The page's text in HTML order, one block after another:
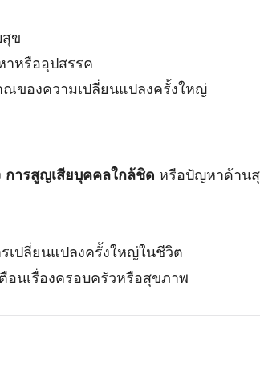
ข
หรืออุปสรรค
ของความเปลี่ยนแปลงครั้งใหญ่
การสูญเสียบุคคลใกล้ชิด หรือปัญหาด้าน
เปลี่ยนแปลงครั้งใหญ่ในชีวิต
นเรื่องครอบครัวหรือสุขภาพ